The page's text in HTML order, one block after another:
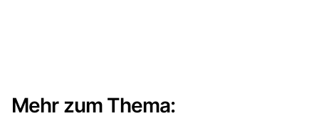
Mehr zum Thema: